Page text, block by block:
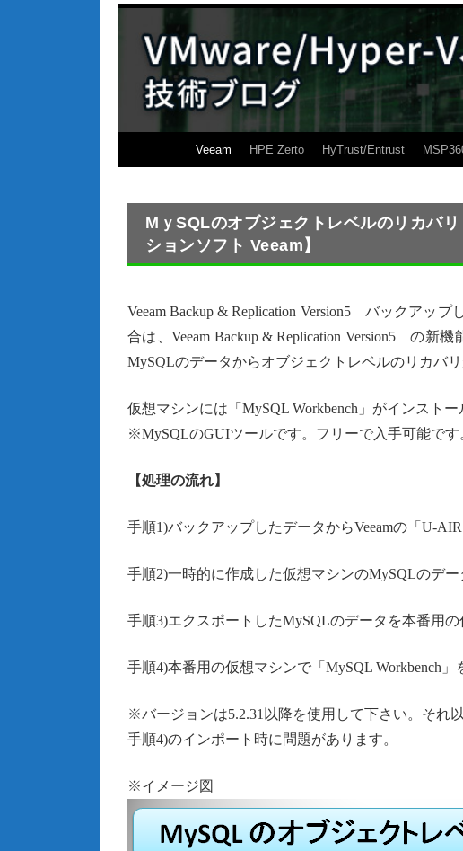
Veeam HPE Zerto HyTrust/Entrust
MｙSQLのオブジェクトレベルのリカバ
ションソフト Veeam】
Veeam Backup & Replication Version5 バックアッ
合は、Veeam Backup & Replication Version5 の新
MySQLのデータからオブジェクトレベルのリカバリ
仮想マシンには「MySQL Workbench」がインスト
※MySQLのGUIツールです。フリーで入手可能です
【処理の流れ】
手順1)バックアップしたデータからVeeamの「U-
手順2)一時的に作成した仮想マシンのMySQLのデ
手順3)エクスポートしたMySQLのデータを本番用
手順4)本番用の仮想マシンで「MySQL Workbench」
※バージョンは5.2.31以降を使用して下さい。それ
手順4)のインポート時に問題があります。
※イメージ図